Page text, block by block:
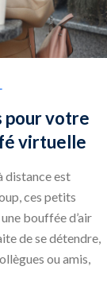
pour votre
virtuelle
distance est
ces petits
bouffée d’air
de se détendre,
ou amis,